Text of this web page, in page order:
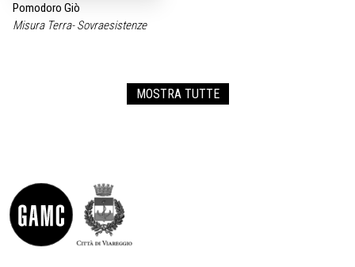
Pomodoro Giò
Misura Terra- Sovraesistenze
MOSTRA TUTTE